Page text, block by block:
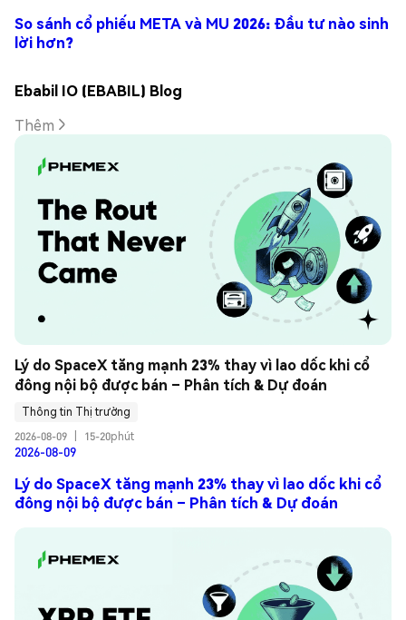
So sánh cổ phiếu META và MU 2026: Đầu tư nào sinh
lời hơn?
Ebabil IO (EBABIL) Blog
Thêm
Lý do SpaceX tăng mạnh 23% thay vì lao dốc khi cổ
đông nội bộ được bán – Phân tích & Dự đoán
Thông tin Thị trường
2026-08-09
15-20phút
2026-08-09
Lý do SpaceX tăng mạnh 23% thay vì lao dốc khi cổ
đông nội bộ được bán – Phân tích & Dự đoán